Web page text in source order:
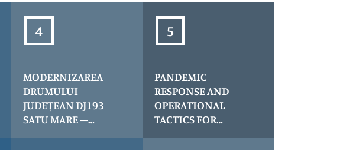
MODERNIZAREA
DRUMULUI
JUDEȚEAN DJ193
SATU MARE –
PANDEMIC
RESPONSE AND
OPERATIONAL
TACTICS FOR